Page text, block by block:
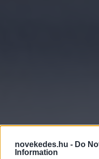
novekedes.hu - Do
Information
Minden